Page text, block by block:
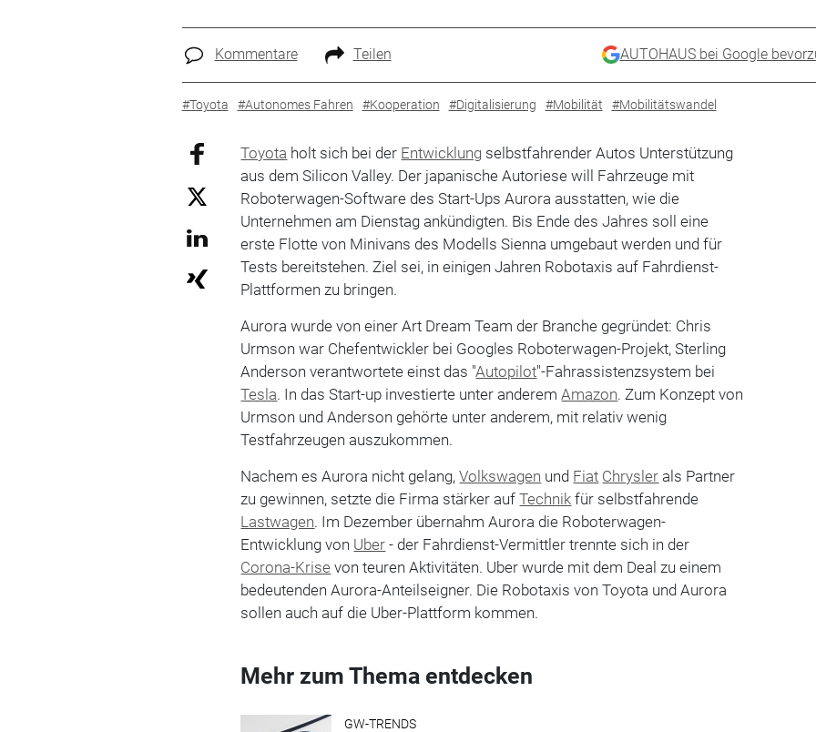
Kommentare Teilen AUTOHAUS bei Google
#Toyota #Autonomes Fahren #Kooperation #Digitalisierung #Mobilität #Mobilitätswandel
Toyota holt sich bei der Entwicklung selbstfahrender Autos Unterstützung
aus dem Silicon Valley. Der japanische Autoriese will Fahrzeuge mit
Roboterwagen-Software des Start-Ups Aurora ausstatten, wie die
Unternehmen am Dienstag ankündigten. Bis Ende des Jahres soll eine
erste Flotte von Minivans des Modells Sienna umgebaut werden und für
Tests bereitstehen. Ziel sei, in einigen Jahren Robotaxis auf Fahrdienst-
Plattformen zu bringen.
Aurora wurde von einer Art Dream Team der Branche gegründet: Chris
Urmson war Chefentwickler bei Googles Roboterwagen-Projekt, Sterling
Anderson verantwortete einst das "Autopilot"-Fahrassistenzsystem bei
Tesla. In das Start-up investierte unter anderemAmazon. Zum Konzept von
Urmson und Anderson gehörte unter anderem, mit relativ wenig
Testfahrzeugen auszukommen.
Nachem es Aurora nicht gelang,Volkswagen und Fiat Chrysler als Partner
zu gewinnen, setzte die Firma stärker aufTechnik für selbstfahrende
Lastwagen. Im Dezember übernahm Aurora die Roboterwagen-
Entwicklung von Uber - der Fahrdienst-Vermittler trennte sich in der
Corona-Krise von teuren Aktivitäten. Uber wurde mit dem Deal zu einem
bedeutenden Aurora-Anteilseigner. Die Robotaxis von Toyota und Aurora
sollen auch auf die Uber-Plattform kommen.
Mehr zum Thema entdecken
GW-TRENDS